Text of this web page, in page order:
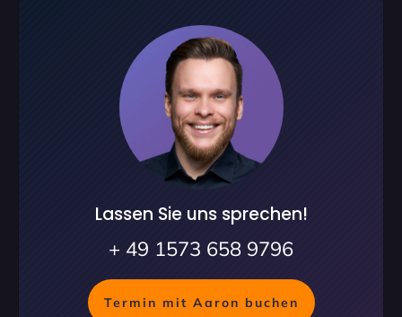
Lassen Sie uns sprechen!
+ 49 1573 658 9796
Termin mit Aaron buchen